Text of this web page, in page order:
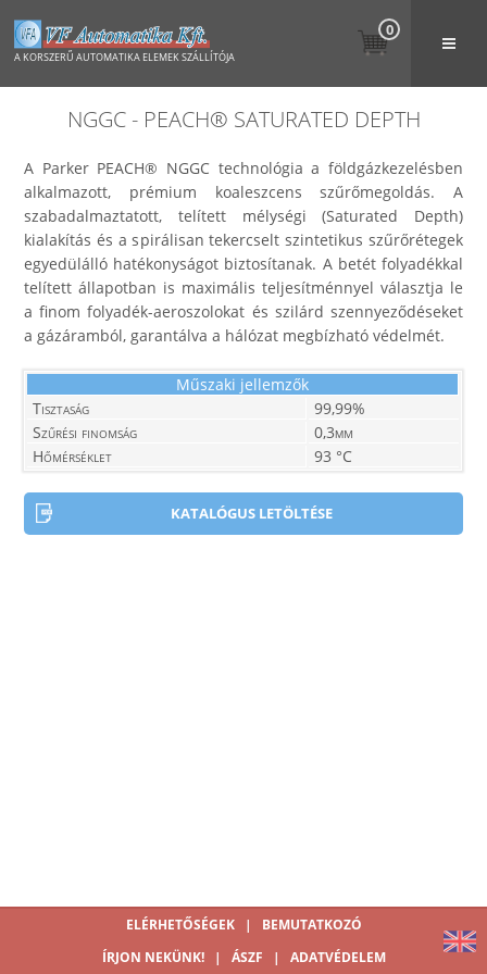
A KORSZERŰ AUTOMATIKA ELEMEK SZÁLLÍTÓJA
0
NGGC - PEACH® SATURATED DEPTH
A Parker PEACH® NGGC technológia a földgázkezelésben
alkalmazott, prémium koaleszcens szűrőmegoldás. A
szabadalmaztatott, telített mélységi (Saturated Depth)
kialakítás és a spirálisan tekercselt szintetikus szűrőrétegek
egyedülálló hatékonyságot biztosítanak. A betét folyadékkal
telített állapotban is maximális teljesítménnyel választja le
a finom folyadék-aeroszolokat és szilárd szennyeződéseket
a gázáramból, garantálva a hálózat megbízható védelmét.
Műszaki jellemzők
Tisztaság
99,99%
Szűrési finomság
0,3µm
Hőmérséklet
93 °C
KATALÓGUS LETÖLTÉSE
ELÉRHETŐSÉGEK |
BEMUTATKOZÓ
ÍRJON NEKÜNK!
| ÁSZF | ADATVÉDELEM